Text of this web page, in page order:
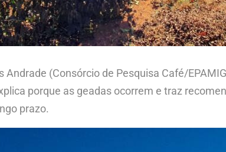
(Consórcio de Pesquisa Café/
porque as geadas ocorrem e traz
prazo.